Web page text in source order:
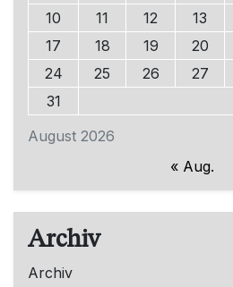
August 2026
10
11 12 13
17
18 19 20
24
25 26 27
31
« Aug.
Archiv
Archiv